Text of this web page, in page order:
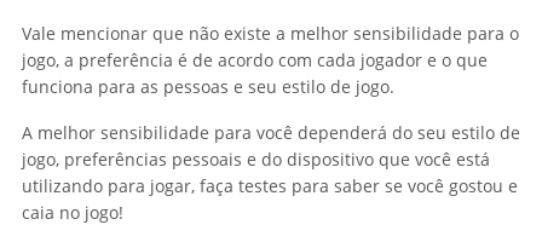
Vale mencionar que não existe a melhor sensibilidade para o
jogo, a preferência é de acordo com cada jogador e o que
funciona para as pessoas e seu estilo de jogo.
A melhor sensibilidade para você dependerá do seu estilo de
jogo, preferências pessoais e do dispositivo que você está
utilizando para jogar, faça testes para saber se você gostou e
caia no jogo!